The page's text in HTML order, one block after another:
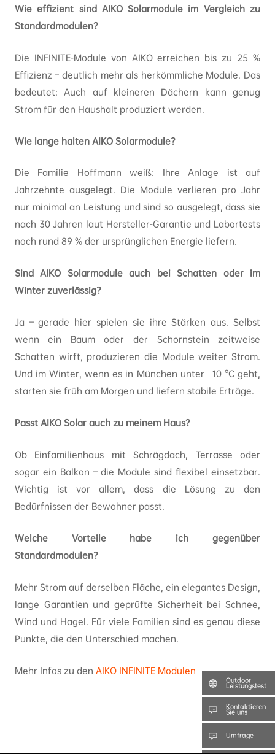
Wie effizient sind AIKO Solarmodule im Vergleich zu
Standardmodulen?
Die INFINITE-Module von AIKO erreichen bis zu 25 %
Effizienz – deutlich mehr als herkömmliche Module. Das
bedeutet: Auch auf kleineren Dächern kann genug
Strom für den Haushalt produziert werden.
Wie lange halten AIKO Solarmodule?
Die Familie Hoffmann weiß: Ihre Anlage ist auf
Jahrzehnte ausgelegt. Die Module verlieren pro Jahr
nur minimal an Leistung und sind so ausgelegt, dass sie
nach 30 Jahren laut Hersteller-Garantie und Labortests
noch rund 89 % der ursprünglichen Energie liefern.
Sind AIKO Solarmodule auch bei Schatten oder im
Winter zuverlässig?
Ja – gerade hier spielen sie ihre Stärken aus. Selbst
wenn ein Baum oder der Schornstein zeitweise
Schatten wirft, produzieren die Module weiter Strom.
Und im Winter, wenn es in München unter −10 °C geht,
starten sie früh am Morgen und liefern stabile Erträge.
Passt AIKO Solar auch zu meinem Haus?
Ob Einfamilienhaus mit Schrägdach, Terrasse oder
sogar ein Balkon – die Module sind flexibel einsetzbar.
Wichtig ist vor allem, dass die Lösung zu den
Bedürfnissen der Bewohner passt.
Welche Vorteile habe ich gegenüber
Standardmodulen?
Mehr Strom auf derselben Fläche, ein elegantes Design,
lange Garantien und geprüfte Sicherheit bei Schnee,
Wind und Hagel. Für viele Familien sind es genau diese
Punkte, die den Unterschied machen.
Mehr Infos zu den AIKO INFINITE Modulen
Outdoor
Leistungstest
Kontaktieren
Sie uns
Umfrage